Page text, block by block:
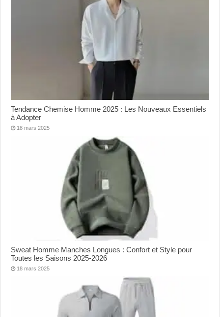
Tendance Chemise Homme 2025 : Les Nouveaux Essentiels
à Adopter
18 mars 2025
Sweat Homme Manches Longues : Confort et Style pour
Toutes les Saisons 2025-2026
18 mars 2025